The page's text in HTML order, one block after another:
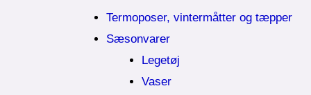
Termoposer, vintermåtter og tæpper
Sæsonvarer
Legetøj
Vaser